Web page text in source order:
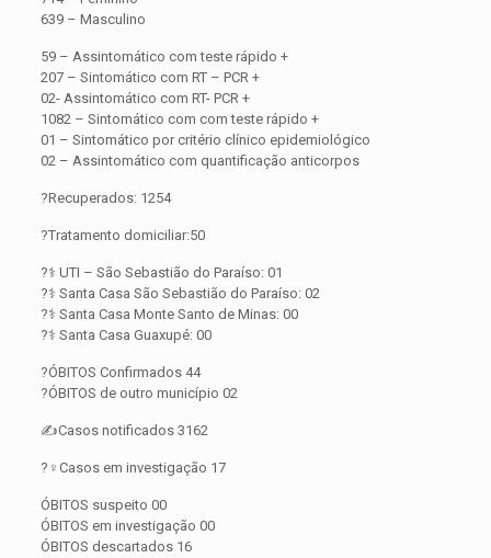
639 – Masculino
59 – Assintomático com teste rápido +
207 – Sintomático com RT – PCR +
02- Assintomático com RT- PCR +
1082 – Sintomático com com teste rápido +
01 – Sintomático por critério clínico epidemiológico
02 – Assintomático com quantificação anticorpos
?Recuperados: 1254
?Tratamento domiciliar:50
?‍⚕️ UTI – São Sebastião do Paraíso: 01
?‍⚕️ Santa Casa São Sebastião do Paraíso: 02
?‍⚕️ Santa Casa Monte Santo de Minas: 00
?‍⚕️ Santa Casa Guaxupé: 00
?ÓBITOS Confirmados 44
?ÓBITOS de outro município 02
✍️Casos notificados 3162
?️‍♀️Casos em investigação 17
ÓBITOS suspeito 00
ÓBITOS em investigação 00
ÓBITOS descartados 16